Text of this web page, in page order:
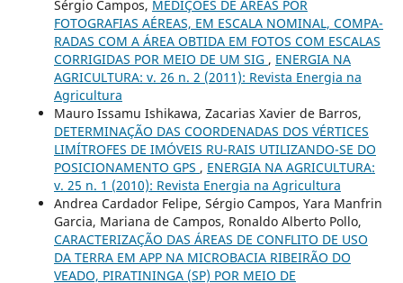
Sérgio Campos, MEDIÇÕES DE ÁREAS POR
FOTOGRAFIAS AÉREAS, EM ESCALA NOMINAL, COMPA-
RADAS COM A ÁREA OBTIDA EM FOTOS COM ESCALAS
CORRIGIDAS POR MEIO DE UM SIG , ENERGIA NA
AGRICULTURA: v. 26 n. 2 (2011): Revista Energia na
Agricultura
Mauro Issamu Ishikawa, Zacarias Xavier de Barros,
DETERMINAÇÃO DAS COORDENADAS DOS VÉRTICES
LIMÍTROFES DE IMÓVEIS RU-RAIS UTILIZANDO-SE DO
POSICIONAMENTO GPS , ENERGIA NA AGRICULTURA:
v. 25 n. 1 (2010): Revista Energia na Agricultura
Andrea Cardador Felipe, Sérgio Campos, Yara Manfrin
Garcia, Mariana de Campos, Ronaldo Alberto Pollo,
CARACTERIZAÇÃO DAS ÁREAS DE CONFLITO DE USO
DA TERRA EM APP NA MICROBACIA RIBEIRÃO DO
VEADO, PIRATININGA (SP) POR MEIO DE